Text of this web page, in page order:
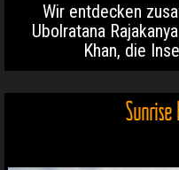
Wir entdecken
Ubolratana
Khan, die
Sunrise